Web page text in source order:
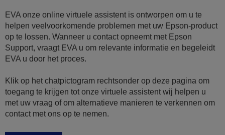
EVA onze online virtuele assistent is ontworpen om u te
helpen veelvoorkomende problemen met uw Epson-product
op te lossen. Wanneer u contact opneemt met Epson
Support, vraagt EVA u om relevante informatie en begeleidt
EVA u door het proces.
Klik op het chatpictogram rechtsonder op deze pagina om
toegang te krijgen tot onze virtuele assistent wij helpen u
met uw vraag of om alternatieve manieren te verkennen om
contact met ons op te nemen.